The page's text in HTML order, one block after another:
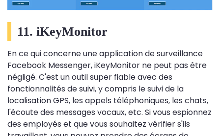
11. iKeyMonitor
En ce qui concerne une application de surveillance
Facebook Messenger, iKeyMonitor ne peut pas être
négligé. C'est un outil super fiable avec des
fonctionnalités de suivi, y compris le suivi de la
localisation GPS, les appels téléphoniques, les chats,
l'écoute des messages vocaux, etc. Si vous espionnez
des employés et que vous souhaitez vérifier s'ils